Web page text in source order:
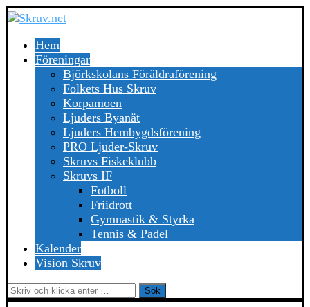
Hem
Föreningar
Björkskolans Föräldraförening
Folkets Hus Skruv
Korpamoen
Ljuders Byanät
Ljuders Hembygdsförening
PRO Ljuder-Skruv
Skruvs Fiskeklubb
Skruvs IF
Fotboll
Friidrott
Gymnastik & Styrka
Tennis & Padel
Kalender
Vision Skruv
Sök